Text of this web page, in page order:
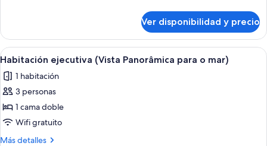
doble
junior
Ver disponibilidad y precio
Ver
todas
las
fotos
de
Habitación
ejecutiva
Una habitación de hotel moderna
3
Habitación ejecutiva (Vista Panorâmica para o mar)
1 habitación
3 personas
1 cama doble
Wifi gratuito
Más detalles
Más